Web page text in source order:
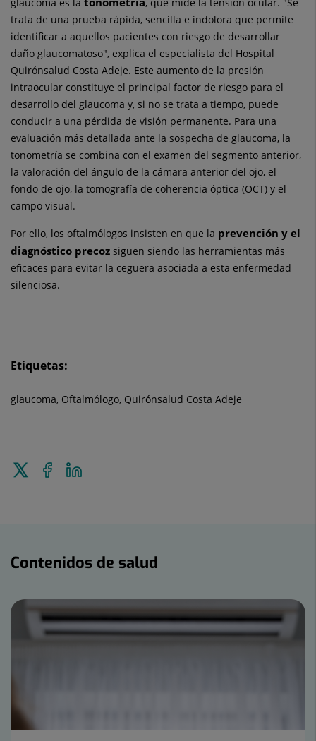
trata de una prueba rápida, sencilla e indolora que permite
identificar a aquellos pacientes con riesgo de desarrollar
daño glaucomatoso", explica el especialista del Hospital
Quirónsalud Costa Adeje. Este aumento de la presión
intraocular constituye el principal factor de riesgo para el
desarrollo del glaucoma y, si no se trata a tiempo, puede
conducir a una pérdida de visión permanente. Para una
evaluación más detallada ante la sospecha de glaucoma, la
tonometría se combina con el examen del segmento anterior,
la valoración del ángulo de la cámara anterior del ojo, el
fondo de ojo, la tomografía de coherencia óptica (OCT) y el
campo visual.
Por ello, los oftalmólogos insisten en que la prevención y el
diagnóstico precoz siguen siendo las herramientas más
eficaces para evitar la ceguera asociada a esta enfermedad
silenciosa.
Etiquetas:
glaucoma, Oftalmólogo, Quirónsalud Costa Adeje
Enviar
Compartir
Contenidos de salud